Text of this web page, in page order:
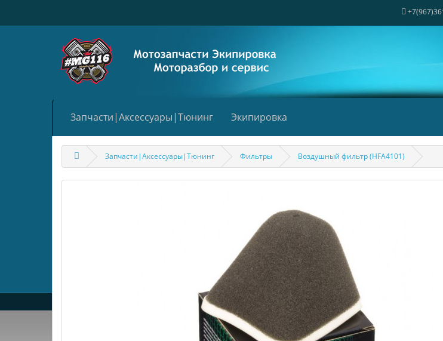
Запчасти|Аксессуары|Тюнинг Экипировка
Запчасти|Аксессуары|Тюнинг Фильтры Воздушный фильтр (HFA4101)